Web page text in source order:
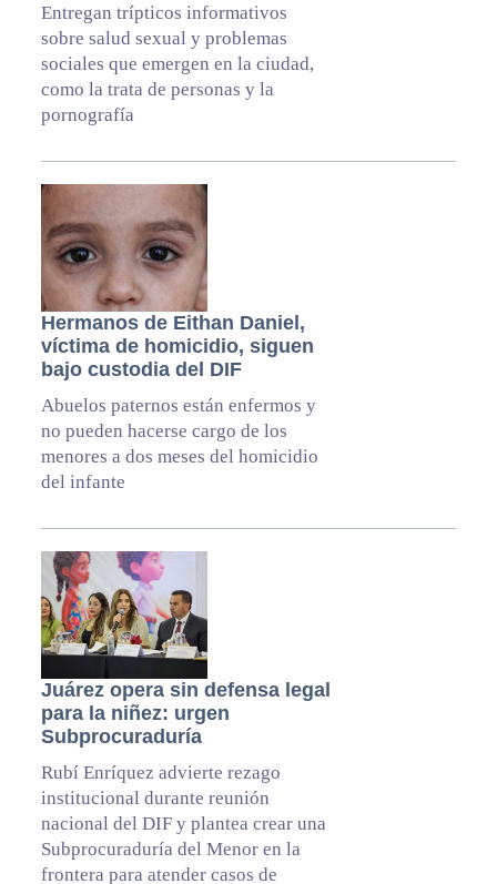
Entregan trípticos informativos
sobre salud sexual y problemas
sociales que emergen en la ciudad,
como la trata de personas y la
pornografía
Hermanos de Eithan Daniel,
víctima de homicidio, siguen
bajo custodia del DIF
Abuelos paternos están enfermos y
no pueden hacerse cargo de los
menores a dos meses del homicidio
del infante
Juárez opera sin defensa legal
para la niñez: urgen
Subprocuraduría
Rubí Enríquez advierte rezago
institucional durante reunión
nacional del DIF y plantea crear una
Subprocuraduría del Menor en la
frontera para atender casos de